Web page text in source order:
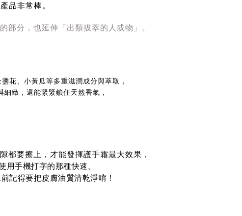
非常棒。
分，也延伸「出類拔萃的人或物」。
花、小黃瓜等多重滋潤成分與萃取 ，
緻，還能緊緊鎖住天然香氣，
都要擦上，才能發揮護手霜最大效果，
用手機打字的那種快速。
記得要把皮膚油質清乾淨唷！